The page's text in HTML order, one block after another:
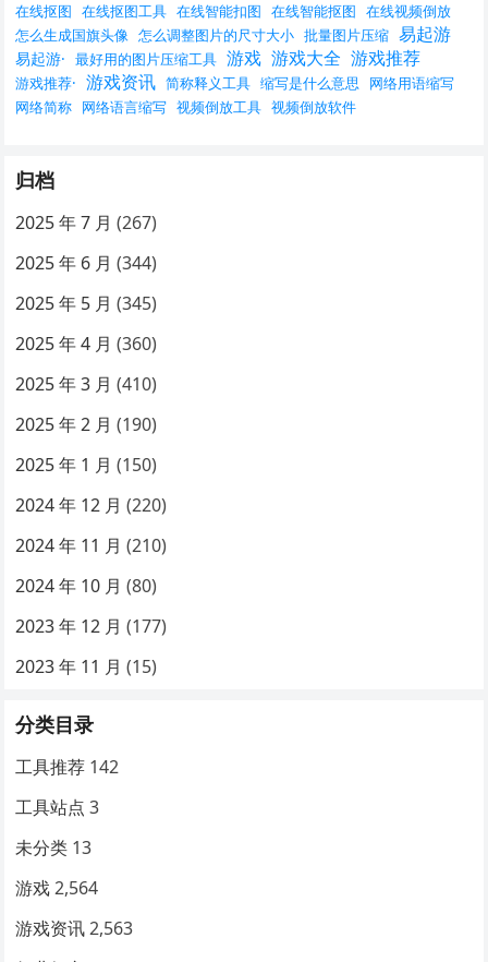
在线抠图 在线抠图工具 在线智能扣图 在线智能抠图 在线视频倒放
怎么生成国旗头像 怎么调整图片的尺寸大小 批量图片压缩 易起游
易起游· 最好用的图片压缩工具 游戏 游戏大全 游戏推荐
游戏推荐· 游戏资讯 简称释义工具 缩写是什么意思
网络用语缩写
网络简称 网络语言缩写 视频倒放工具 视频倒放软件
归档
2025 年 7 月 (267)
2025 年 6 月 (344)
2025 年 5 月 (345)
2025 年 4 月 (360)
2025 年 3 月 (410)
2025 年 2 月 (190)
2025 年 1 月 (150)
2024 年 12 月 (220)
2024 年 11 月 (210)
2024 年 10 月 (80)
2023 年 12 月 (177)
2023 年 11 月 (15)
分类目录
工具推荐 142
工具站点 3
未分类 13
游戏 2,564
游戏资讯 2,563